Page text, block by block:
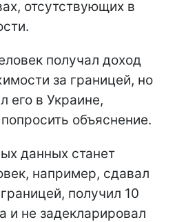
отсутствующих в
получал доход
за границей, но
его в Украине,
объяснение.
данных станет
например, сдавал
получил 10
и не задекларировал